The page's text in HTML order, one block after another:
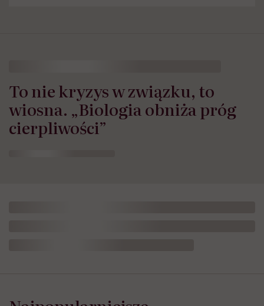
To nie kryzys w związku, to
wiosna. „Biologia obniża próg
cierpliwości”
na